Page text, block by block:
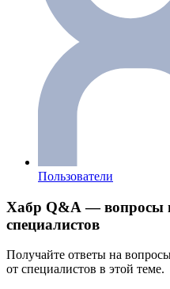
Пользователи
Хабр Q&A — вопросы
специалистов
Получайте ответы на
от специалистов в этой теме.